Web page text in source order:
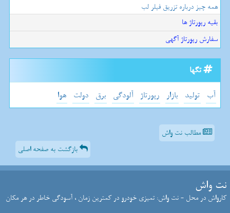
همه چیز درباره تزریق فیلر لب
بقیه رپورتاژ ها
سفارش رپورتاژ آگهی
تگها
آب تولید بازار رپورتاژ آلودگی برق دولت هوا
مطالب نت واش
بازگشت به صفحه اصلی
نت واش
کارواش در محل - نت واش: تمیزی خودرو در کمترین زمان ، آسودگی خاطر در هر مکان